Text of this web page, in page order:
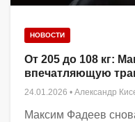
НОВОСТИ
От 205 до 108 кг:
впечатляющую
24.01.2026 • Александр
Максим Фадеев